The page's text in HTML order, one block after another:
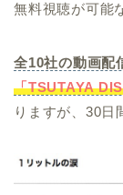
無料視聴が可能
全10社の動画配
「TSUTAYA
りますが、30日